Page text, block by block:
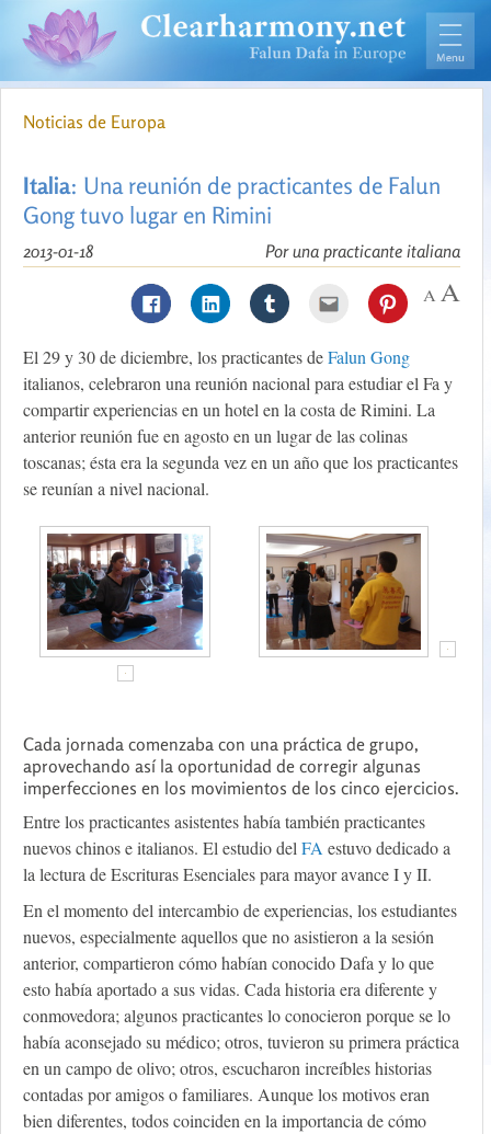
Noticias de Europa
Italia: Una reunión de practicantes de Falun
Gong tuvo lugar en Rimini
Por una practicante italiana
2013-01-18
El 29 y 30 de diciembre, los practicantes deFalun Gong
italianos, celebraron una reunión nacional para estudiar el Fa y
compartir experiencias en un hotel en la costa de Rimini. La
anterior reunión fue en agosto en un lugar de las colinas
toscanas; ésta era la segunda vez en un año que los practicantes
se reunían a nivel nacional.
Cada jornada comenzaba con una práctica de grupo,
aprovechando así la oportunidad de corregir algunas
imperfecciones en los movimientos de los cinco ejercicios.
Entre los practicantes asistentes había también practicantes
nuevos chinos e italianos. El estudio delFA estuvo dedicado a
la lectura de Escrituras Esenciales para mayor avance I y II.
En el momento del intercambio de experiencias, los estudiantes
nuevos, especialmente aquellos que no asistieron a la sesión
anterior, compartieron cómo habían conocido Dafa y lo que
esto había aportado a sus vidas. Cada historia era diferente y
conmovedora; algunos practicantes lo conocieron porque se lo
había aconsejado su médico; otros, tuvieron su primera práctica
en un campo de olivo; otros, escucharon increíbles historias
contadas por amigos o familiares. Aunque los motivos eran
bien diferentes, todos coinciden en la importancia de cómo